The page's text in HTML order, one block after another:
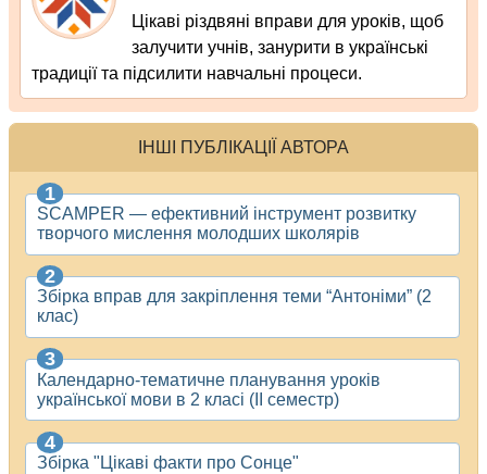
Цікаві різдвяні вправи для уроків, щоб
залучити учнів, занурити в українські
традиції та підсилити навчальні процеси.
ІНШІ ПУБЛІКАЦІЇ АВТОРА
SCAMPER — ефективний інструмент розвитку
творчого мислення молодших школярів
Збірка вправ для закріплення теми “Антоніми” (2
клас)
Календарно-тематичне планування уроків
української мови в 2 класі (ІІ семестр)
Збірка "Цікаві факти про Сонце"